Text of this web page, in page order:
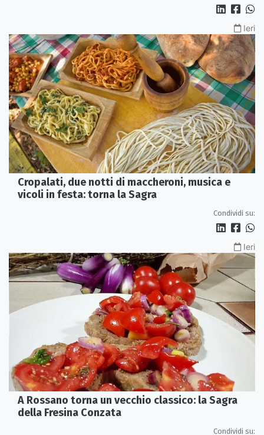
Ieri
Cropalati, due notti di maccheroni, musica e
vicoli in festa: torna la Sagra
Condividi su:
Ieri
A Rossano torna un vecchio classico: la Sagra
della Fresina Conzata
Condividi su: